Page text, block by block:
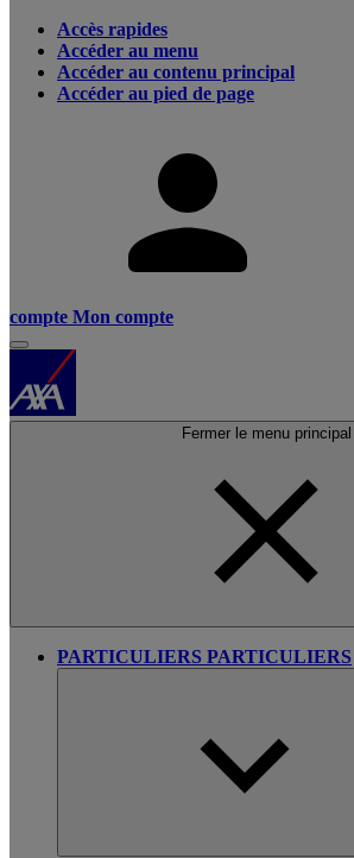
Accès rapides
Accéder au menu
Accéder au contenu principal
Accéder au pied de page
compte Mon compte
Fermer le menu principal
PARTICULIERS PARTICULIERS